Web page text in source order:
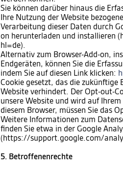
Sie können darüber hinaus die
Ihre Nutzung der Website
Verarbeitung dieser Daten durch
on herunterladen und
hl=de).
Alternativ zum Browser-Add-on,
Endgeräten, können Sie die
indem Sie auf diesen Link klicken:
Cookie gesetzt, das die zukünftige
Website verhindert. Der Opt-out-
unsere Website und wird auf
diesem Browser, müssen Sie das
Weitere Informationen zum
finden Sie etwa in der Google
(https://support.google.com/
5. Betroffenenrechte